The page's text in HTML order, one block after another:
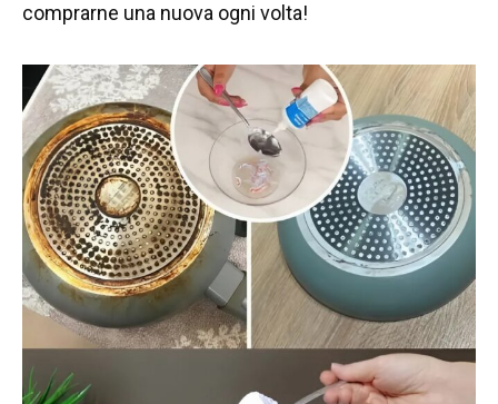
comprarne una nuova ogni volta!